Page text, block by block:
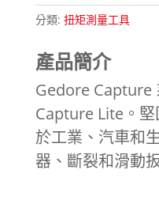
分類: 扭矩測量工具
產品簡介
Gedore Capture
Capture Lite。
於工業、汽車和
器、斷裂和滑動